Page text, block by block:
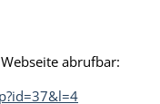
abrufbar: